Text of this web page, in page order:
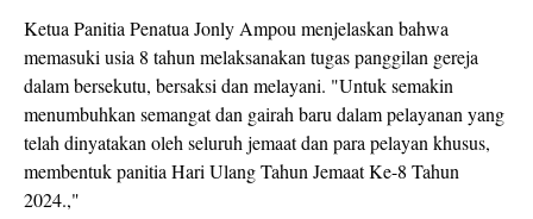
Ketua Panitia Penatua Jonly Ampou menjelaskan bahwa
memasuki usia 8 tahun melaksanakan tugas panggilan gereja
dalam bersekutu, bersaksi dan melayani. "Untuk semakin
menumbuhkan semangat dan gairah baru dalam pelayanan yang
telah dinyatakan oleh seluruh jemaat dan para pelayan khusus,
membentuk panitia Hari Ulang Tahun Jemaat Ke-8 Tahun
2024.,"